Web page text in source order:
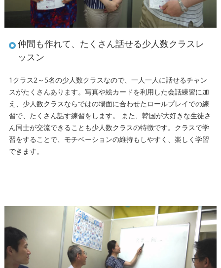
仲間も作れて、たくさん話せる少人数クラスレ
ッスン
1クラス2～5名の少人数クラスなので、一人一人に話せるチャン
スがたくさんあります。写真や絵カードを利用した会話練習に加
え、少人数クラスならではの場面に合わせたロールプレイでの練
習で、たくさん話す練習をします。 また、韓国が大好きな生徒さ
ん同士が交流できることも少人数クラスの特徴です。クラスで学
習をすることで、モチベーションの維持もしやすく、楽しく学習
できます。